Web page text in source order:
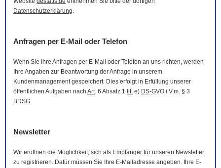
Datenschutzerklärung.
Anfragen per E-Mail oder Telefon
Wenn Sie Ihre Anfragen per E-Mail oder Telefon an uns richten, werden
Ihre Angaben zur Beantwortung der Anfrage in unserem
Kundenmanagement gespeichert. Dies erfolgt in Erfüllung unserer
öffentlichen Aufgaben nach Art. 6 Absatz 1 lit. e) DS-GVO i.V.m. § 3
BDSG.
Newsletter
Wir eröffnen die Möglichkeit, sich als Empfänger für unseren Newsletter
zu registrieren. Dafür müssen Sie Ihre E-Mail adresse angeben. Ihre E-